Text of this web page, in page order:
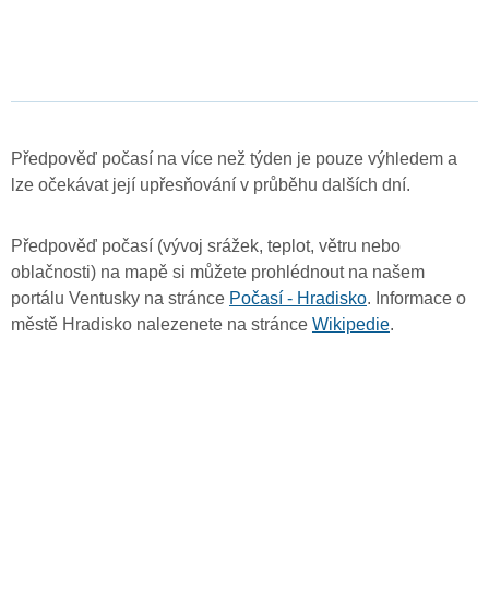
Předpověď počasí na více než týden je pouze výhledem a
lze očekávat její upřesňování v průběhu dalších dní.
Předpověď počasí (vývoj srážek, teplot, větru nebo
oblačnosti) na mapě si můžete prohlédnout na našem
portálu Ventusky na stránce Počasí - Hradisko. Informace o
městě Hradisko nalezenete na stránce Wikipedie.